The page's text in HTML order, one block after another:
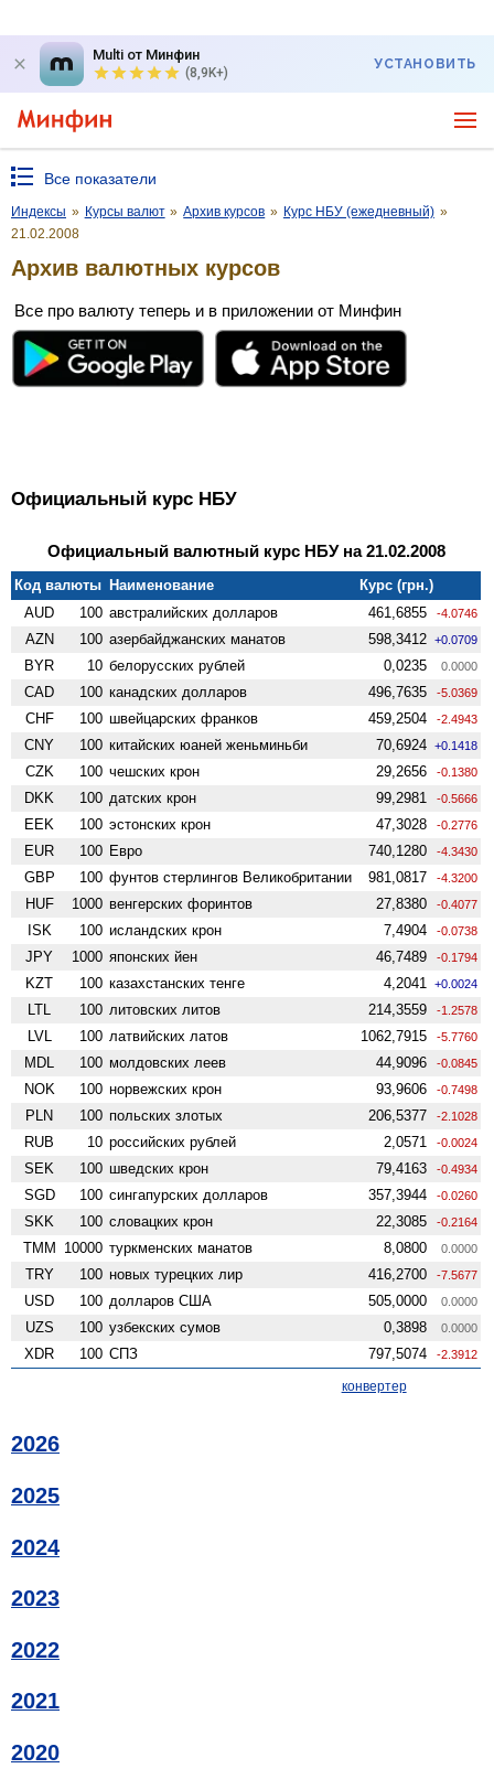
Multi от Минфин
(8,9K+)
УСТАНОВИТЬ
Все показатели
Индексы » Курсы валют » Архив курсов » Курс НБУ (ежедневный) »
21.02.2008
Архив валютных курсов
Все про валюту теперь и в приложении от Минфин
Официальный курс НБУ
Официальный валютный курс НБУ на 21.02.2008
Код валюты Наименование
Курс (грн.)
AUD
100 австралийских долларов 461,6855 -4.0746
AZN 100 азербайджанских манатов 598,3412 +0.0709
BYR 10 белорусских рублей 0,0235 0.0000
CAD 100 канадских долларов 496,7635 -5.0369
CHF 100 швейцарских франков 459,2504 -2.4943
CNY 100 китайских юаней женьминьби 70,6924 +0.1418
CZK 100 чешских крон 29,2656 -0.1380
DKK 100 датских крон 99,2981 -0.5666
EEK 100 эстонских крон 47,3028 -0.2776
EUR 100 Евро 740,1280 -4.3430
GBP 100 фунтов стерлингов Велико­британии 981,0817 -4.3200
HUF 1000 венгерских форинтов 27,8380 -0.4077
ISK 100 исландских крон 7,4904 -0.0738
JPY 1000 японских йен 46,7489 -0.1794
KZT 100 казахстанских тенге 4,2041 +0.0024
LTL 100 литовских литов 214,3559 -1.2578
LVL 100 латвийских латов 1062,7915 -5.7760
MDL 100 молдовских леев 44,9096 -0.0845
NOK 100 норвежских крон 93,9606 -0.7498
PLN 100 польских злотых 206,5377 -2.1028
RUB 10 российских рублей 2,0571 -0.0024
SEK 100 шведских крон 79,4163 -0.4934
SGD 100 сингапурских долларов 357,3944 -0.0260
SKK 100 словацких крон 22,3085 -0.2164
TMM 10000 туркменских манатов 8,0800 0.0000
TRY 100 новых турецких лир 416,2700 -7.5677
USD 100 долларов США 505,0000 0.0000
UZS 100 узбекских сумов 0,3898 0.0000
XDR 100 СПЗ 797,5074 -2.3912
конвертер
2026
2025
2024
2023
2022
2021
2020